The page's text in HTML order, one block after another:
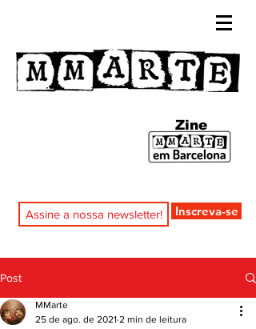
Zine
Inscreva-se
Post
MMarte
25 de ago. de 2021 2 min de leitura